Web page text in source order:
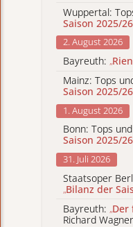
Wuppertal:
Saison 2025/26
2. August 2026
Bayreuth: „
Mainz: Tops
Saison 2025/26
1. August 2026
Bonn: Tops
Saison 2025/26
31. Juli 2026
Staatsoper
„Bilanz der
Bayreuth: „Der
Richard Wagner